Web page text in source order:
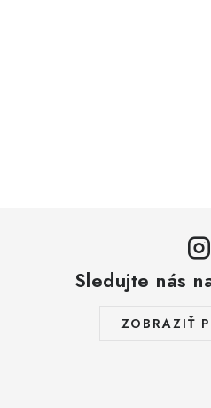
Sledujte nás
ZOBRAZIŤ